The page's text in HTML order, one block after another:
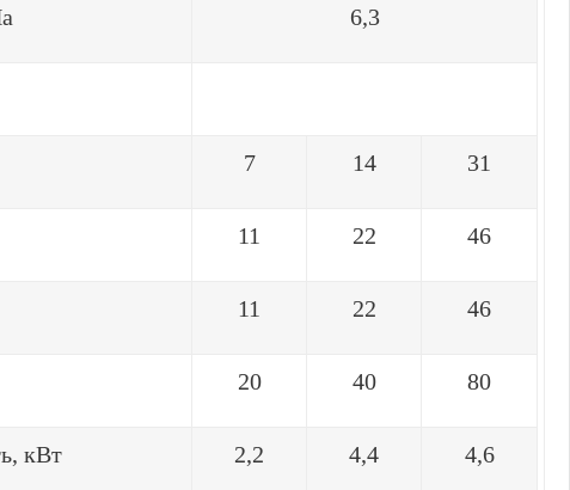
6,3
7 14 31
11 22 46
11 22 46
20 40 80
кВт 2,2 4,4 4,6